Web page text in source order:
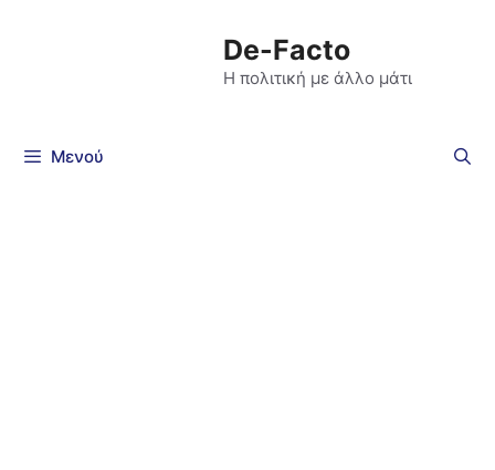
De-Facto
Η πολιτική με άλλο μάτι
Μενού